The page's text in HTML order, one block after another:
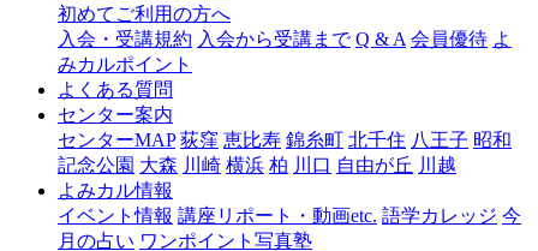
ャ
由
丘
初めてご利用の方へ
入会・受講規約 入会から受講まで Q & A 会員優待 よ
みカルポイント
よくある質問
センター案内
センターMAP 荻窪 恵比寿 錦糸町 北千住 八王子 昭和
記念公園 大森 川崎 横浜 柏 川口 自由が丘 川越
よみカル情報
イベント情報 講座リポート・動画etc. 語学カレッジ 今
月の占い ワンポイント写真塾